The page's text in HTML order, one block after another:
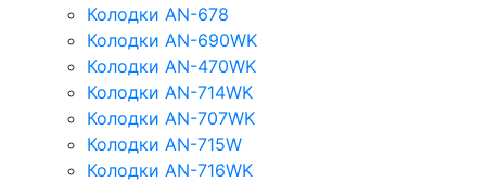
Колодки AN-678
Колодки AN-690WK
Колодки AN-470WK
Колодки AN-714WK
Колодки AN-707WK
Колодки AN-715W
Колодки AN-716WK